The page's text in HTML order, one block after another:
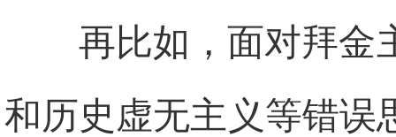
再比如，面对拜金
和历史虚无主义等错误